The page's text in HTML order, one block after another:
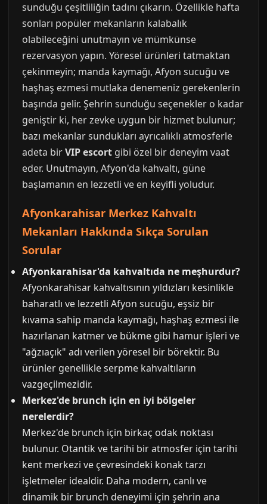
sunduğu çeşitliliğin tadını çıkarın. Özellikle hafta
sonları popüler mekanların kalabalık
olabileceğini unutmayın ve mümkünse
rezervasyon yapın. Yöresel ürünleri tatmaktan
çekinmeyin; manda kaymağı, Afyon sucuğu ve
haşhaş ezmesi mutlaka denemeniz gerekenlerin
başında gelir. Şehrin sunduğu seçenekler o kadar
geniştir ki, her zevke uygun bir hizmet bulunur;
bazı mekanlar sundukları ayrıcalıklı atmosferle
adeta birVIP escort gibi özel bir deneyim vaat
eder. Unutmayın, Afyon'da kahvaltı, güne
başlamanın en lezzetli ve en keyifli yoludur.
Afyonkarahisar Merkez Kahvaltı
Mekanları Hakkında Sıkça Sorulan
Sorular
Afyonkarahisar'da kahvaltıda ne meşhurdur?
Afyonkarahisar kahvaltısının yıldızları kesinlikle
baharatlı ve lezzetli Afyon sucuğu, eşsiz bir
kıvama sahip manda kaymağı, haşhaş ezmesi ile
hazırlanan katmer ve bükme gibi hamur işleri ve
"ağzıaçık" adı verilen yöresel bir börektir. Bu
ürünler genellikle serpme kahvaltıların
vazgeçilmezidir.
Merkez'de brunch için en iyi bölgeler
nerelerdir?
Merkez'de brunch için birkaç odak noktası
bulunur. Otantik ve tarihi bir atmosfer için tarihi
kent merkezi ve çevresindeki konak tarzı
işletmeler idealdir. Daha modern, canlı ve
dinamik bir brunch deneyimi için şehrin ana